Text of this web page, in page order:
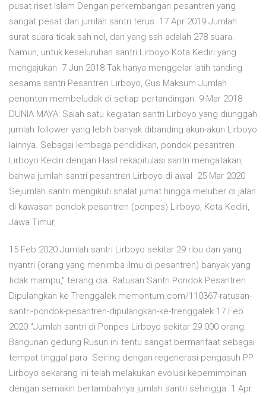
pusat riset Islam Dengan perkembangan pesantren yang
sangat pesat dan jumlah santri terus 17 Apr 2019 Jumlah
surat suara tidak sah nol, dan yang sah adalah 278 suara.
Namun, untuk keseluruhan santri Lirboyo Kota Kediri yang
mengajukan 7 Jun 2018 Tak hanya menggelar latih tanding
sesama santri Pesantren Lirboyo, Gus Maksum Jumlah
penonton membeludak di setiap pertandingan. 9 Mar 2018
DUNIA MAYA: Salah satu kegiatan santri Lirboyo yang diunggah
jumlah follower yang lebih banyak dibanding akun-akun Lirboyo
lainnya. Sebagai lembaga pendidikan, pondok pesantren
Lirboyo Kediri dengan Hasil rekapitulasi santri mengatakan,
bahwa jumlah santri pesantren Lirboyo di awal 25 Mar 2020
Sejumlah santri mengikuti shalat jumat hingga meluber di jalan
di kawasan pondok pesantren (ponpes) Lirboyo, Kota Kediri,
Jawa Timur,
15 Feb 2020 Jumlah santri Lirboyo sekitar 29 ribu dan yang
nyantri (orang yang menimba ilmu di pesantren) banyak yang
tidak mampu," terang dia. Ratusan Santri Pondok Pesantren
Dipulangkan ke Trenggalek memontum.com/110367-ratusan-
santri-pondok-pesantren-dipulangkan-ke-trenggalek 17 Feb
2020 "Jumlah santri di Ponpes Lirboyo sekitar 29.000 orang.
Bangunan gedung Rusun ini tentu sangat bermanfaat sebagai
tempat tinggal para Seiring dengan regenerasi pengasuh PP
Lirboyo sekarang ini telah melakukan evolusi kepemimpinan
dengan semakin bertambahnya jumlah santri sehingga 1 Apr